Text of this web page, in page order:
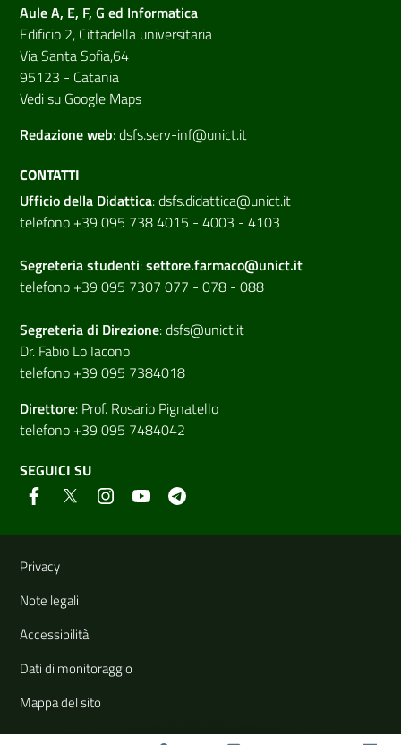
Aule A, E, F, G ed Informatica
Edificio 2, Cittadella universitaria
Via Santa Sofia,64
95123 - Catania
Vedi su Google Maps
Redazione web:dsfs.serv-inf@unict.it
CONTATTI
Ufficio della Didattica:dsfs.didattica@unict.it
telefono +39 095 738 4015 - 4003 - 4103
Segreteria studenti:settore.farmaco@unict.it
telefono +39 095 7307 077 - 078 - 088
Segreteria di Direzione:dsfs@unict.it
Dr. Fabio Lo Iacono
telefono +39 095 7384018
Direttore: Prof. Rosario Pignatello
telefono +39 095 7484042
SEGUICI SU
Link e informazioni utili
Privacy
Note legali
Accessibilità
Dati di monitoraggio
Mappa del sito